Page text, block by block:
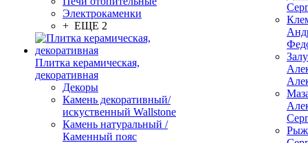
Электрокаменки
+ ЕЩЕ 2
Плитка керамическая,
декоративная
Декоры
Камень декоративный/
искуственный Wallstone
Камень натуральный /
Каменный пояс